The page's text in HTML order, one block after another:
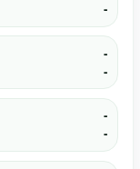
-
-
-
-
-